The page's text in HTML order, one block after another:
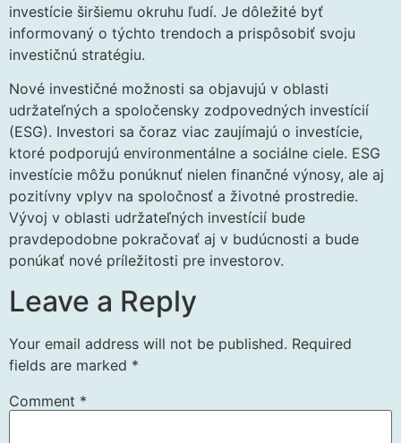
investície širšiemu okruhu ľudí. Je dôležité byť
informovaný o týchto trendoch a prispôsobiť svoju
investičnú stratégiu.
Nové investičné možnosti sa objavujú v oblasti
udržateľných a spoločensky zodpovedných investícií
(ESG). Investori sa čoraz viac zaujímajú o investície,
ktoré podporujú environmentálne a sociálne ciele. ESG
investície môžu ponúknuť nielen finančné výnosy, ale aj
pozitívny vplyv na spoločnosť a životné prostredie.
Vývoj v oblasti udržateľných investícií bude
pravdepodobne pokračovať aj v budúcnosti a bude
ponúkať nové príležitosti pre investorov.
Leave a Reply
Your email address will not be published. Required
fields are marked *
Comment *